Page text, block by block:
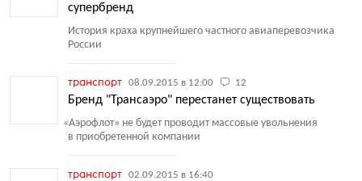
супербренд
История краха крупнейшего частного авиаперевозчика
России
транспорт 08.09.2015 в 12:00 12
Бренд "Трансаэро" перестанет существовать
«Аэрофлот» не будет проводит массовые увольнения
в приобретенной компании
транспорт 02.09.2015 в 16:40